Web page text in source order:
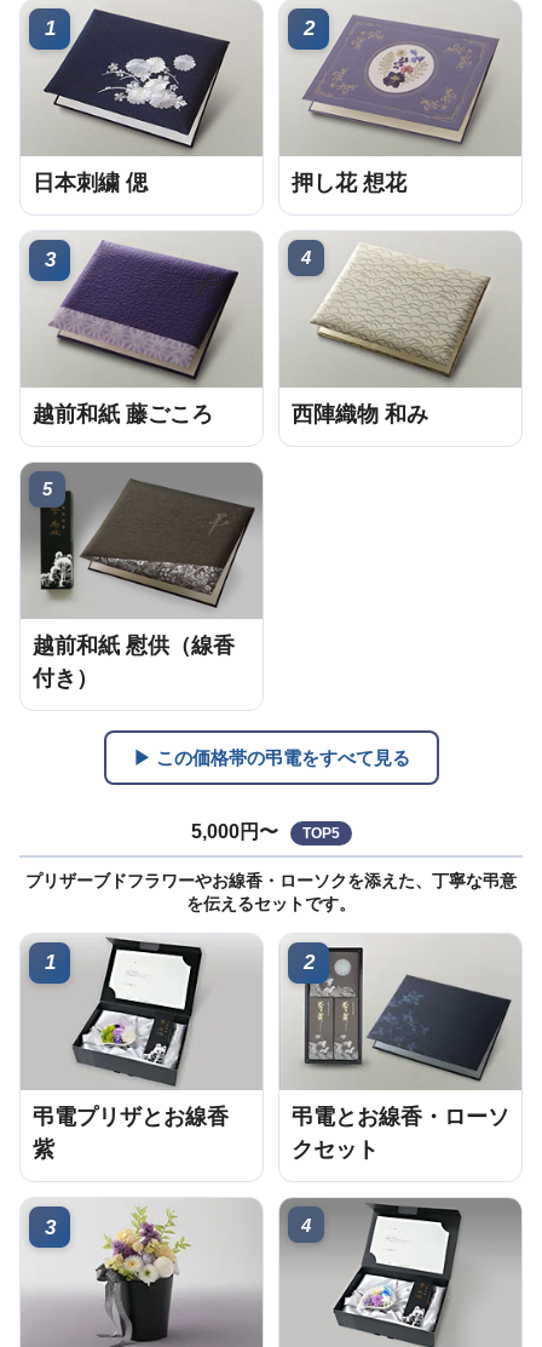
1
日本刺繍 偲
2
押し花 想花
3
越前和紙 藤ごころ
4
西陣織物 和み
5
越前和紙 慰供（線香
付き）
▶ この価格帯の弔電をすべて見る
5,000円〜 TOP5
プリザーブドフラワーやお線香・ローソクを添えた、丁寧な弔意
を伝えるセットです。
1
弔電プリザとお線香
紫
2
弔電とお線香・ローソ
クセット
3 4